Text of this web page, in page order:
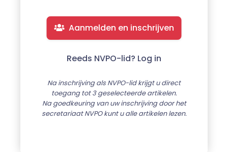
Aanmelden en inschrijven
Reeds NVPO-lid? Log in
Na inschrijving als NVPO-lid krijgt u direct
toegang tot 3 geselecteerde artikelen.
Na goedkeuring van uw inschrijving door het
secretariaat NVPO kunt u alle artikelen lezen.